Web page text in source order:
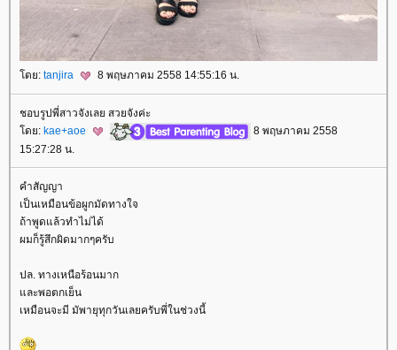
ดย: tanjira 8 พฤษภาคม 2558 14:55:16 น.
ชอบรูปพี่สาวจังเลย สวยจังค่ะ
ดย: kae+aoe
8 พฤษภาคม 2558
15:27:28 น.
คำสัญญา
เป็นเหมือนข้อผูกมัดทางใจ
ถ้าพูดแล้วทำไม่ได้
ผมก็รู้สึกผิดมากๆครับ
ปล. ทางเหนือร้อนมาก
ละพอตกเย็น
เหมือนจะมี มัพายุทุกวันเลยครับพี่ในช่วงนี้